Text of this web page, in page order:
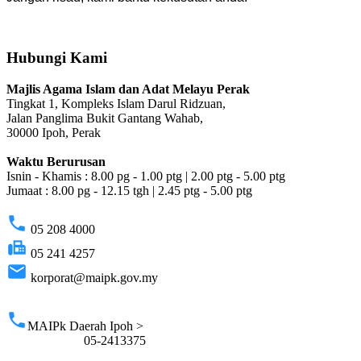
Hubungi Kami
Majlis Agama Islam dan Adat Melayu Perak
Tingkat 1, Kompleks Islam Darul Ridzuan,
Jalan Panglima Bukit Gantang Wahab,
30000 Ipoh, Perak
Waktu Berurusan
Isnin - Khamis : 8.00 pg - 1.00 ptg | 2.00 ptg - 5.00 ptg
Jumaat : 8.00 pg - 12.15 tgh | 2.45 ptg - 5.00 ptg
phone 05 208 4000
fax 05 241 4257
email korporat@maipk.gov.my
phoneMAIPk Daerah Ipoh >
05-2413375